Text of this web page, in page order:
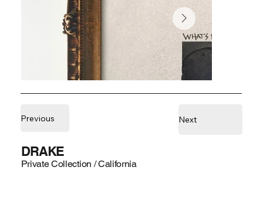
DRAKE
Private Collection / California
Next
Previous